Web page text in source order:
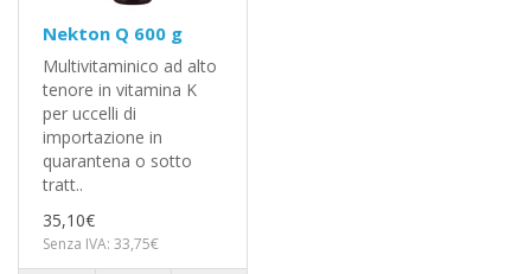
Nekton Q 600 g
Multivitaminico ad alto
tenore in vitamina K
per uccelli di
importazione in
quarantena o sotto
tratt..
35,10€
Senza IVA: 33,75€